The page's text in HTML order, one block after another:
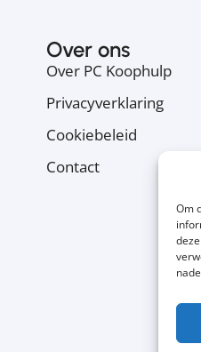
Om
Over ons
Over PC Koophulp
Privacyverklaring
Cookiebeleid
Contact